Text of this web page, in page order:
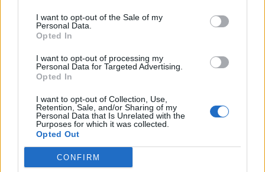
I want to opt-out of the Sale of my
Personal Data.
Opted In
I want to opt-out of processing my
Personal Data for Targeted Advertising.
Opted In
I want to opt-out of Collection, Use,
Retention, Sale, and/or Sharing of my
Personal Data that Is Unrelated with the
Purposes for which it was collected.
Opted Out
CONFIRM